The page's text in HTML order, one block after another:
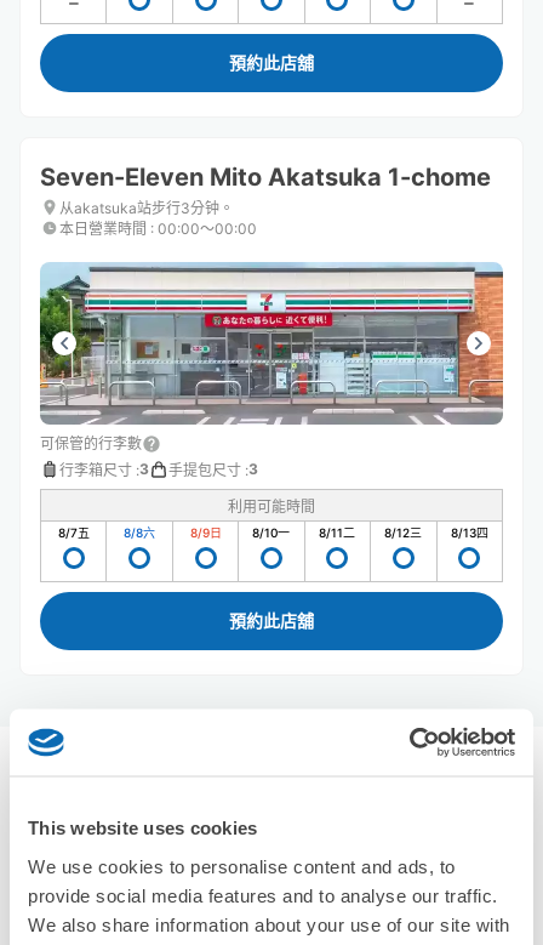
This website uses cookies
We use cookies to personalise content and ads, to
provide social media features and to analyse our traffic.
We also share information about your use of our site with
預約此店舖
Seven-Eleven Mito Akatsuka 1-chome
从akatsuka站步行3分钟。
本日營業時間 : 00:00〜00:00
可保管的行李數
行李箱尺寸 :3 手提包尺寸 :3
利用可能時間
8/7五 8/8六 8/9日 8/10一 8/11二 8/12三 8/13四
預約此店舖
0個投幣式置物櫃
沒有關於投幣式儲物櫃的資訊
使用ecbo斗篷存放行李